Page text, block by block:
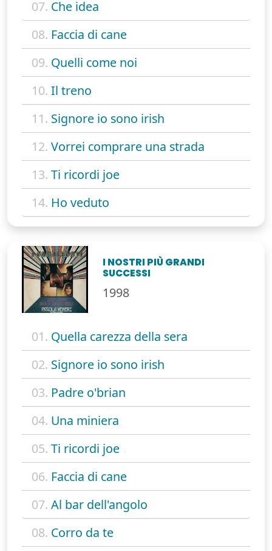
07. Che idea
08. Faccia di cane
09. Quelli come noi
10. Il treno
11. Signore io sono irish
12. Vorrei comprare una strada
13. Ti ricordi joe
14. Ho veduto
I NOSTRI PIÙ GRANDI
SUCCESSI
1998
01. Quella carezza della sera
02. Signore io sono irish
03. Padre o'brian
04. Una miniera
05. Ti ricordi joe
06. Faccia di cane
07. Al bar dell'angolo
08. Corro da te